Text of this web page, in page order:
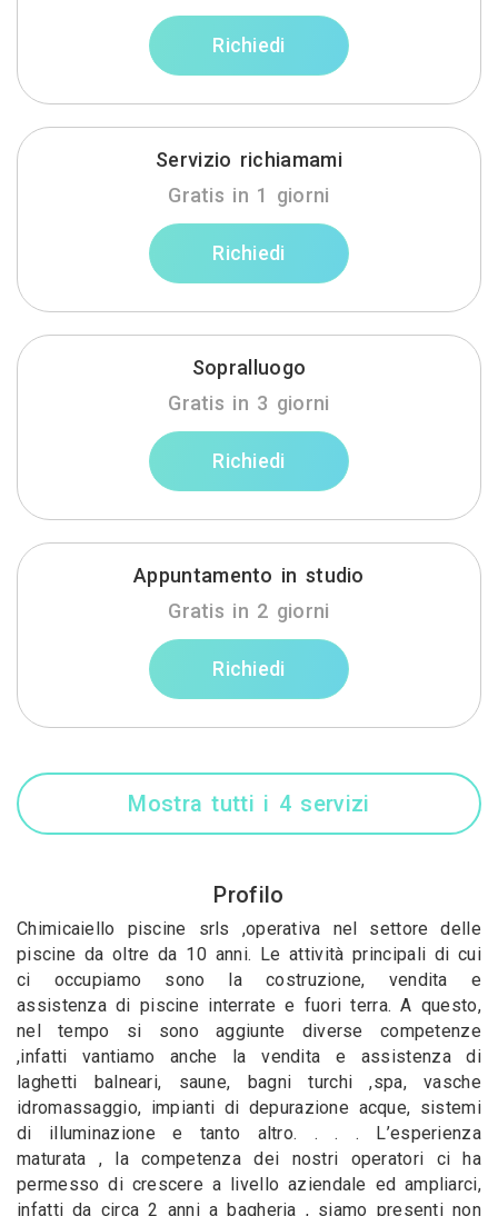
Richiedi
Servizio richiamami
Gratis in 1 giorni
Richiedi
Sopralluogo
Gratis in 3 giorni
Richiedi
Appuntamento in studio
Gratis in 2 giorni
Richiedi
Mostra tutti i 4 servizi
Profilo
Chimicaiello piscine srls ,operativa nel settore delle
piscine da oltre da 10 anni. Le attività principali di cui
ci occupiamo sono la costruzione, vendita e
assistenza di piscine interrate e fuori terra. A questo,
nel tempo si sono aggiunte diverse competenze
,infatti vantiamo anche la vendita e assistenza di
laghetti balneari, saune, bagni turchi ,spa, vasche
idromassaggio, impianti di depurazione acque, sistemi
di illuminazione e tanto altro. . . . L’esperienza
maturata , la competenza dei nostri operatori ci ha
permesso di crescere a livello aziendale ed ampliarci,
infatti da circa 2 anni a bagheria , siamo presenti non